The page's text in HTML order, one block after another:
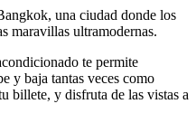
una ciudad donde los
maravillas ultramodernas.
te permite
y baja tantas veces como
billete, y disfruta de las vistas a